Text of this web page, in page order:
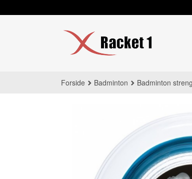
til
Forside Badminton Badminton